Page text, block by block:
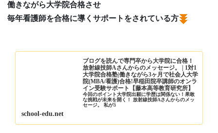
働きながら大学院合格させ
毎年看護師を合格に導くサポートをされている方
ブログを読んで専門卒から大学院に合格！
放射線技師Aさんからのメッセージ。 | 1対1
大学院合格塾|働きながら3ヶ月で社会人大学
院(MBA/看護)合格!早稲田院卒講師のオンラ
イン受験サポート【藤本高等教育研究所】
今回のポイント大学院出願に学歴は関係ない！果敢
な挑戦が未来を開く！ 放射線技師Aさんからのメッ
セージ。 私が3
school-edu.net